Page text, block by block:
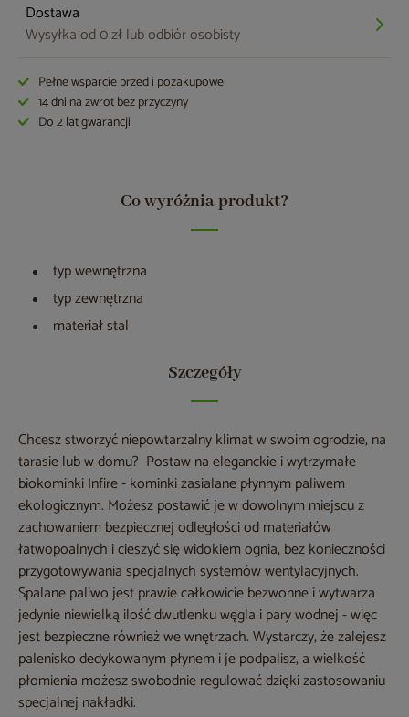
Dostawa
Wysyłka od 0 zł lub odbiór osobisty
Pełne wsparcie przed i pozakupowe
14 dni na zwrot bez przyczyny
Do 2 lat gwarancji
Co wyróżnia produkt?
typ wewnętrzna
typ zewnętrzna
materiał stal
Szczegóły
Chcesz stworzyć niepowtarzalny klimat w swoim ogrodzie, na
tarasie lub w domu? Postaw na eleganckie i wytrzymałe
biokominki Infire - kominki zasialane płynnym paliwem
ekologicznym. Możesz postawić je w dowolnym miejscu z
zachowaniem bezpiecznej odległości od materiałów
łatwopoalnych i cieszyć się widokiem ognia, bez konieczności
przygotowywania specjalnych systemów wentylacyjnych.
Spalane paliwo jest prawie całkowicie bezwonne i wytwarza
jedynie niewielką ilość dwutlenku węgla i pary wodnej - więc
jest bezpieczne również we wnętrzach. Wystarczy, że zalejesz
palenisko dedykowanym płynem i je podpalisz, a wielkość
płomienia możesz swobodnie regulować dzięki zastosowaniu
specjalnej nakładki.